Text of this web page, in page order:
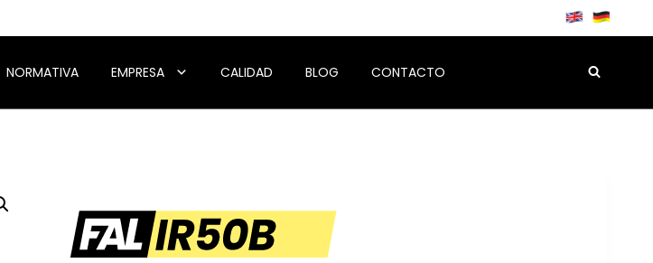
NORMATIVA EMPRESA CALIDAD BLOG CONTACTO